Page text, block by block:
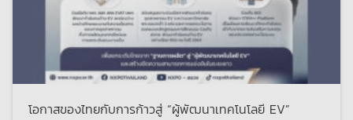
โอกาสของไทยกับการก้าวสู่ “ผู้พัฒนาเทคโนโลยี EV”